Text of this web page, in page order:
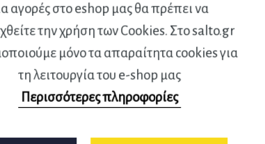
αγορές στο eshop μας θα πρέπει να
την χρήση των Cookies. Στο salto.gr
μόνο τα απαραίτητα cookies για
τη λειτουργία του e-shop μας
Περισσότερες πληροφορίες
ΚΑΤΑΝΟΜΗΣ.141